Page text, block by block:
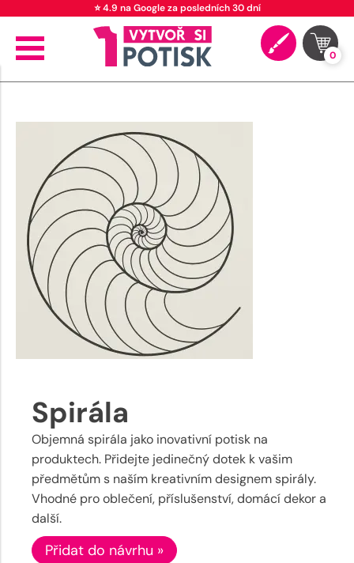
⭐ 4.9 na Google za posledních 30 dní
0
Spirála
Objemná spirála jako inovativní potisk na
produktech. Přidejte jedinečný dotek k vašim
předmětům s naším kreativním designem spirály.
Vhodné pro oblečení, příslušenství, domácí dekor a
další.
Přidat do návrhu »